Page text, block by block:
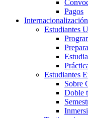
Pagos
Internacionalización
Estudiantes
Estudiantes
Sobre
Doble